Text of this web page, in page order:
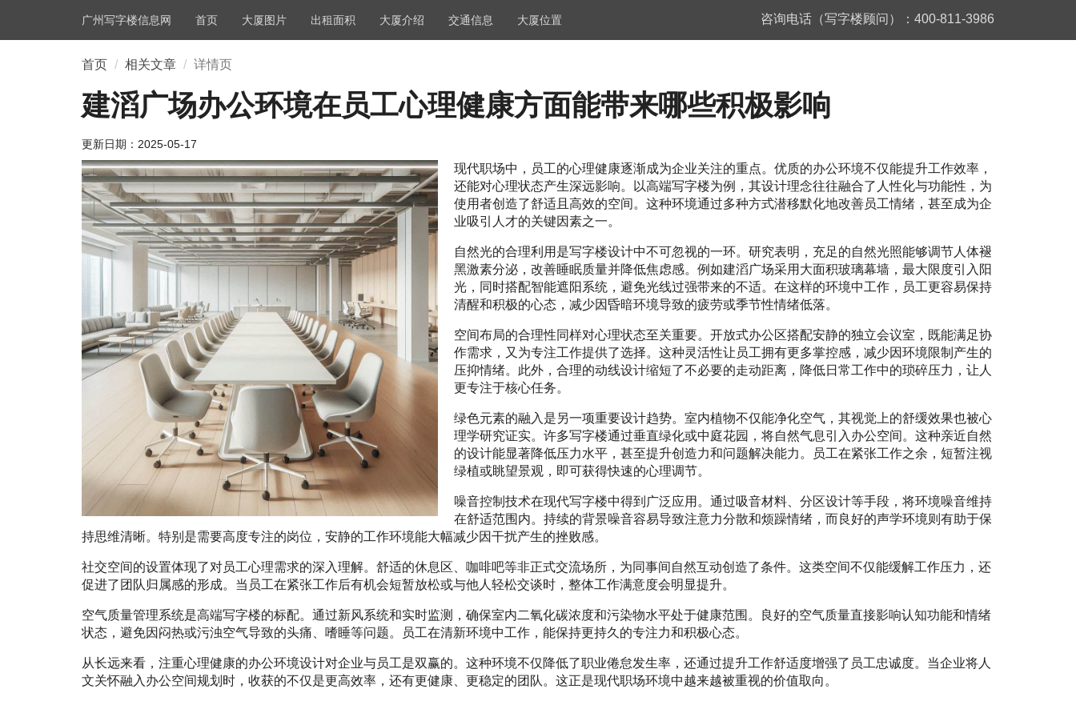
广州写字楼信息网 首页 大厦图片 出租面积 大厦介绍 交通信息 大厦位置 咨询电话（写字楼顾问）：400-811-3986
首页 相关文章 详情页
建滔广场办公环境在员工心理健康方面能带来哪些积极影响
更新日期： 2025-05-17
现代职场中，员工的心理健康逐渐成为企业关注的重点。优质的办公环境不仅能提升工作效率，
还能对心理状态产生深远影响。以高端写字楼为例，其设计理念往往融合了人性化与功能性，为
使用者创造了舒适且高效的空间。这种环境通过多种方式潜移默化地改善员工情绪，甚至成为企
业吸引人才的关键因素之一。
自然光的合理利用是写字楼设计中不可忽视的一环。研究表明，充足的自然光照能够调节人体褪
黑激素分泌，改善睡眠质量并降低焦虑感。例如建滔广场采用大面积玻璃幕墙，最大限度引入阳
光，同时搭配智能遮阳系统，避免光线过强带来的不适。在这样的环境中工作，员工更容易保持
清醒和积极的心态，减少因昏暗环境导致的疲劳或季节性情绪低落。
空间布局的合理性同样对心理状态至关重要。开放式办公区搭配安静的独立会议室，既能满足协
作需求，又为专注工作提供了选择。这种灵活性让员工拥有更多掌控感，减少因环境限制产生的
压抑情绪。此外，合理的动线设计缩短了不必要的走动距离，降低日常工作中的琐碎压力，让人
更专注于核心任务。
绿色元素的融入是另一项重要设计趋势。室内植物不仅能净化空气，其视觉上的舒缓效果也被心
理学研究证实。许多写字楼通过垂直绿化或中庭花园，将自然气息引入办公空间。这种亲近自然
的设计能显著降低压力水平，甚至提升创造力和问题解决能力。员工在紧张工作之余，短暂注视
绿植或眺望景观，即可获得快速的心理调节。
噪音控制技术在现代写字楼中得到广泛应用。通过吸音材料、分区设计等手段，将环境噪音维持
在舒适范围内。持续的背景噪音容易导致注意力分散和烦躁情绪，而良好的声学环境则有助于保
持思维清晰。特别是需要高度专注的岗位，安静的工作环境能大幅减少因干扰产生的挫败感。
社交空间的设置体现了对员工心理需求的深入理解。舒适的休息区、咖啡吧等非正式交流场所，为同事间自然互动创造了条件。这类空间不仅能缓解工作压力，还
促进了团队归属感的形成。当员工在紧张工作后有机会短暂放松或与他人轻松交谈时，整体工作满意度会明显提升。
空气质量管理系统是高端写字楼的标配。通过新风系统和实时监测，确保室内二氧化碳浓度和污染物水平处于健康范围。良好的空气质量直接影响认知功能和情绪
状态，避免因闷热或污浊空气导致的头痛、嗜睡等问题。员工在清新环境中工作，能保持更持久的专注力和积极心态。
从长远来看，注重心理健康的办公环境设计对企业与员工是双赢的。这种环境不仅降低了职业倦怠发生率，还通过提升工作舒适度增强了员工忠诚度。当企业将人
文关怀融入办公空间规划时，收获的不仅是更高效率，还有更健康、更稳定的团队。这正是现代职场环境中越来越被重视的价值取向。